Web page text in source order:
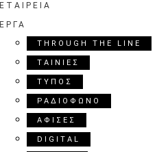
ΕΤΑΙΡΕΙΑ
ΕΡΓΑ
THROUGH THE LINE
ΤΑΙΝΙΕΣ
ΤΥΠΟΣ
ΡΑΔΙΟΦΩΝΟ
ΑΦΙΣΕΣ
DIGITAL